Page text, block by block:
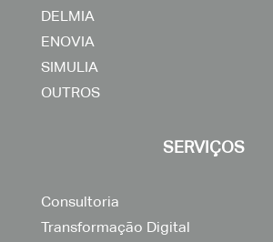
DELMIA
ENOVIA
SIMULIA
OUTROS
SERVIÇOS
Consultoria
Transformação Digital